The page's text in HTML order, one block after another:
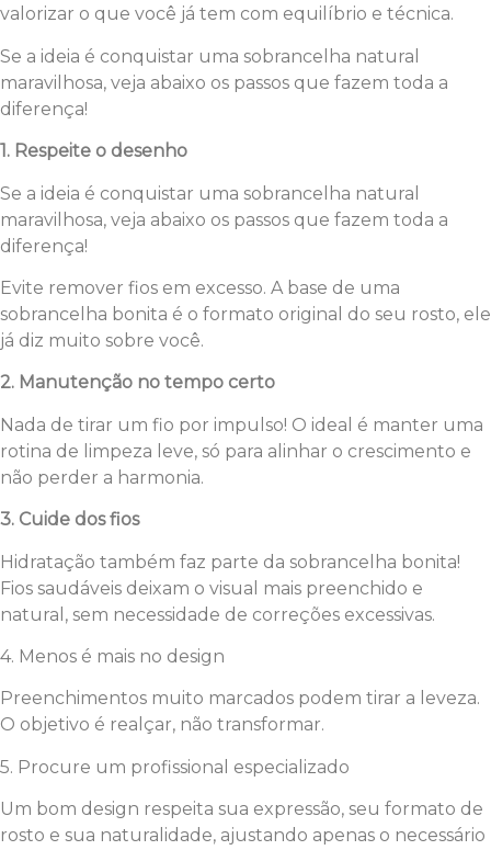
valorizar o que você já tem com equilíbrio e técnica.
Se a ideia é conquistar uma sobrancelha natural
maravilhosa, veja abaixo os passos que fazem toda a
diferença!
1. Respeite o desenho
Se a ideia é conquistar uma sobrancelha natural
maravilhosa, veja abaixo os passos que fazem toda a
diferença!
Evite remover fios em excesso. A base de uma
sobrancelha bonita é o formato original do seu rosto, ele
já diz muito sobre você.
2. Manutenção no tempo certo
Nada de tirar um fio por impulso! O ideal é manter uma
rotina de limpeza leve, só para alinhar o crescimento e
não perder a harmonia.
3. Cuide dos fios
Hidratação também faz parte da sobrancelha bonita!
Fios saudáveis deixam o visual mais preenchido e
natural, sem necessidade de correções excessivas.
4. Menos é mais no design
Preenchimentos muito marcados podem tirar a leveza.
O objetivo é realçar, não transformar.
5. Procure um profissional especializado
Um bom design respeita sua expressão, seu formato de
rosto e sua naturalidade, ajustando apenas o necessário